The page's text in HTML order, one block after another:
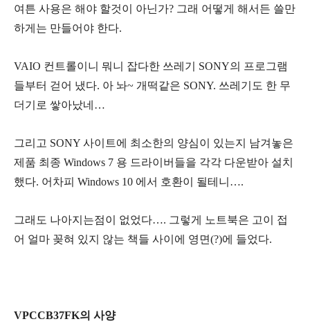
여튼 사용은 해야 할것이 아닌가? 그래 어떻게 해서든 쓸만
하게는 만들어야 한다.
VAIO 컨트롤이니 뭐니 잡다한 쓰레기 SONY의 프로그램
들부터 걷어 냈다. 아 놔~ 개떡같은 SONY. 쓰레기도 한 무
더기로 쌓아났네…
그리고 SONY 사이트에 최소한의 양심이 있는지 남겨놓은
제품 최종 Windows 7 용 드라이버들을 각각 다운받아 설치
했다. 어차피 Windows 10 에서 호환이 될테니….
그래도 나아지는점이 없었다…. 그렇게 노트북은 고이 접
어 얼마 꽂혀 있지 않는 책들 사이에 영면(?)에 들었다.
VPCCB37FK의 사양